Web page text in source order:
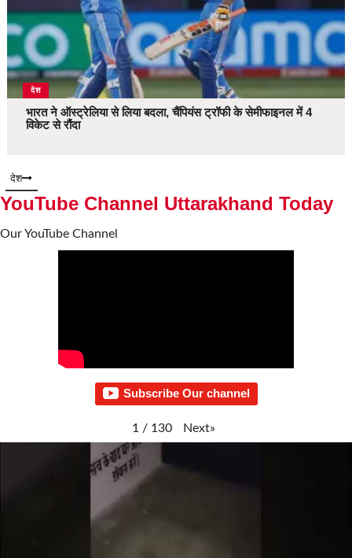
देश
भारत ने ऑस्ट्रेलिया से लिया बदला, चैंपियंस ट्रॉफी के सेमीफाइनल में 4
विकेट से रौंदा
देश
YouTube Channel Uttarakhand Today
Our YouTube Channel
Subscribe Our channel
1 / 130 Next»